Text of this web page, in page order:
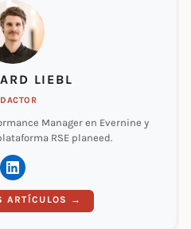
LIEBL
Manager en Evernine y
RSE planeed.
ARTÍCULOS →